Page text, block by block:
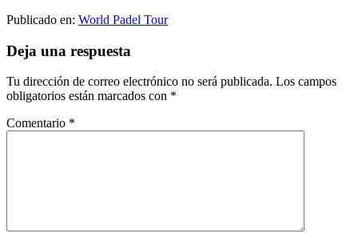
Publicado en: World Padel Tour
Interacciones
los
lectores
Deja una respuesta
Tu dirección de correo electrónico no será publicada. Los campos
obligatorios están marcados con *
Comentario *